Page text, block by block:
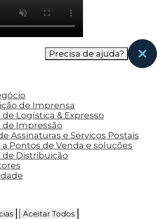
interagem com o site. Esses
a fornecer informações sobre
número de visitantes, taxa de
do tráfego, etc.
como compartilhar o
site em plataformas de social
feedbacks e outros recursos de
marketing são usados para
visitantes anúncios
com base nas páginas que eles
e analisar a eficácia da
Aceitar Todos
Precisa de ajuda?
de Imprensa
de Logística & Expresso
de Impressão
Assinaturas e Serviços Postais
a Pontos de Venda e soluções
de Distribuição